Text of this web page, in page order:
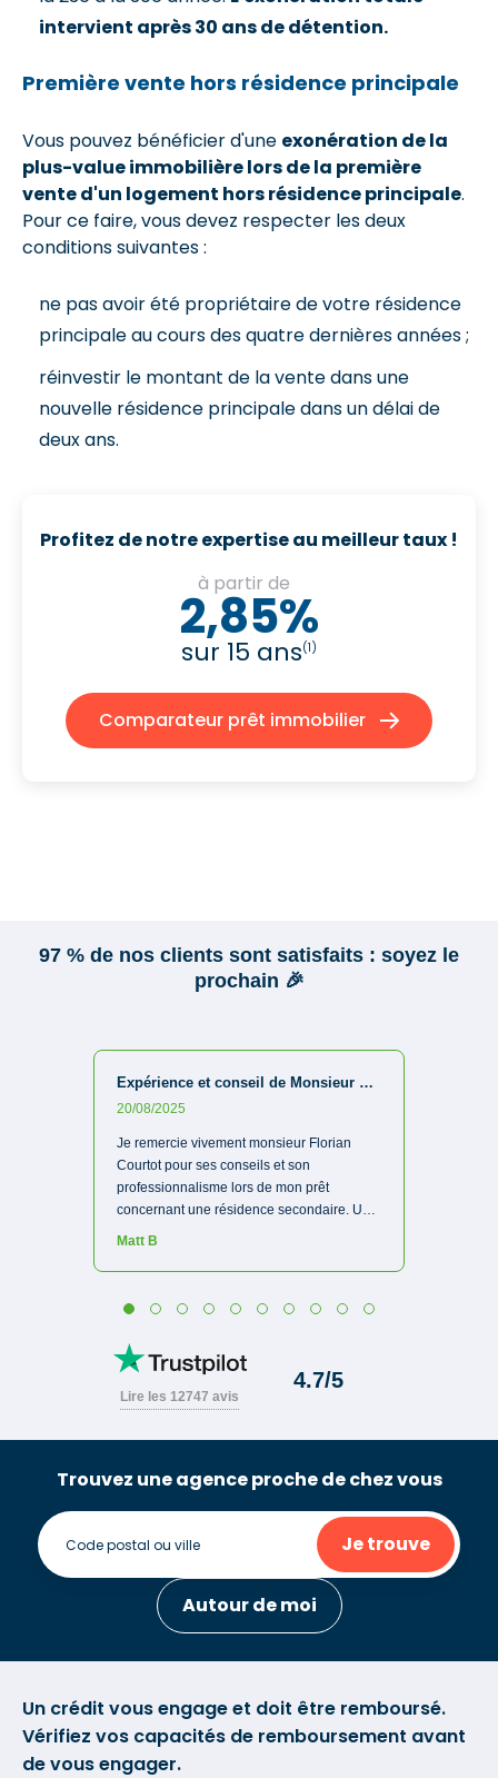
intervient après 30 ans de détention.
Première vente hors résidence principale
Vous pouvez bénéficier d'une exonération de la
plus-value immobilière lors de la première
vente d'un logement hors résidence principale.
Pour ce faire, vous devez respecter les deux
conditions suivantes :
ne pas avoir été propriétaire de votre résidence
principale au cours des quatre dernières années ;
réinvestir le montant de la vente dans une
nouvelle résidence principale dans un délai de
deux ans.
Profitez de notre expertise au meilleur taux !
à partir de
2,85%
sur 15 ans(1)
Comparateur prêt immobilier
Trouvez une agence proche de chez vous
Je trouve
Autour de moi
Un crédit vous engage et doit être remboursé.
Vérifiez vos capacités de remboursement avant
de vous engager.